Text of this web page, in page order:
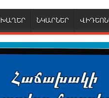
ԽԱՂԵՐ ՆԿԱՐՆԵՐ